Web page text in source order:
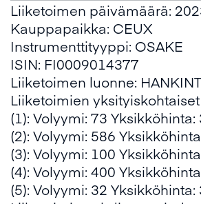
Liiketoimen päivämäärä:
Kauppapaikka: CEUX
Instrumenttityyppi: OSAKE
ISIN: FI0009014377
Liiketoimen luonne:
Liiketoimien
(1): Volyymi: 73 Yksikköhinta:
(2): Volyymi: 586
(3): Volyymi: 100
(4): Volyymi: 400
(5): Volyymi: 32 Yksikköhinta: